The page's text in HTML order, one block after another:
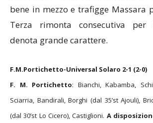
Terza rimonta consecutiva per
denota grande carattere.
F. M. Portichetto: Bianchi, Kabamba,
Sciarria, Bandirali, Borghi (dal 35’st Ajouli),
(dal 30’st Lo Cicero), Castiglioni.A
Cicero Luca, Lo Cicero Andrea, Da Rold,